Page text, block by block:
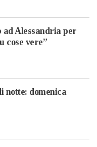
ad Alessandria per
cose vere”
notte: domenica